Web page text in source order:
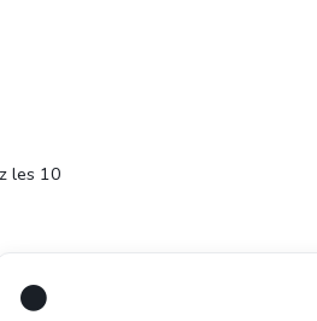
les 10
⚫